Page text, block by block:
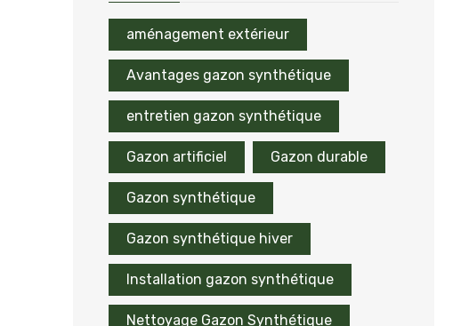
aménagement extérieur
Avantages gazon synthétique
entretien gazon synthétique
Gazon artificiel Gazon durable
Gazon synthétique
Gazon synthétique hiver
Installation gazon synthétique
Nettoyage Gazon Synthétique